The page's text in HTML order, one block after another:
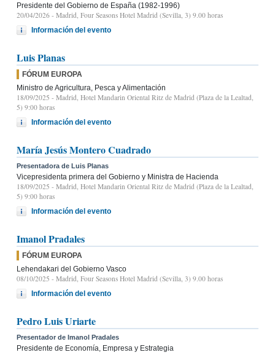
Presidente del Gobierno de España (1982-1996)
20/04/2026 - Madrid, Four Seasons Hotel Madrid (Sevilla, 3) 9.00 horas
Información del evento
Luis Planas
FÓRUM EUROPA
Ministro de Agricultura, Pesca y Alimentación
18/09/2025 - Madrid, Hotel Mandarin Oriental Ritz de Madrid (Plaza de la Lealtad,
5) 9:00 horas
Información del evento
María Jesús Montero Cuadrado
Presentadora de Luis Planas
Vicepresidenta primera del Gobierno y Ministra de Hacienda
18/09/2025 - Madrid, Hotel Mandarin Oriental Ritz de Madrid (Plaza de la Lealtad,
5) 9:00 horas
Información del evento
Imanol Pradales
FÓRUM EUROPA
Lehendakari del Gobierno Vasco
08/10/2025 - Madrid, Four Seasons Hotel Madrid (Sevilla, 3) 9.00 horas
Información del evento
Pedro Luis Uriarte
Presentador de Imanol Pradales
Presidente de Economía, Empresa y Estrategia